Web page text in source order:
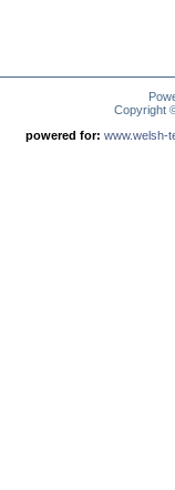
Copyright
powered for: www.welsh-